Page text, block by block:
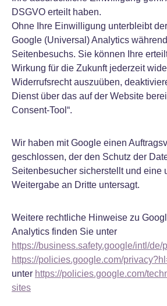
DSGVO erteilt haben.
Ohne Ihre Einwilligung unterbleibt
Google (Universal) Analytics
Seitenbesuchs. Sie können Ihre
Wirkung für die Zukunft jederzeit
Widerrufsrecht auszuüben,
Dienst über das auf der Website
Consent-Tool“.
Wir haben mit Google einen
geschlossen, der den Schutz der
Seitenbesucher sicherstellt und eine
Weitergabe an Dritte untersagt.
Weitere rechtliche Hinweise zu
Analytics finden Sie unter
https://business.safety.google/intl/de/
https://policies.google.com/
unter https://policies.google.com/
sites